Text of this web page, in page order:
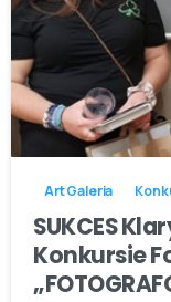
Art Galeria
SUKCES
Konkursie